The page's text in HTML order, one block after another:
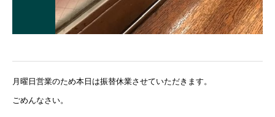
月曜日営業のため本日は振替休業させていただきます。
ごめんなさい。